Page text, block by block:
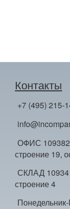
Контакты
+7 (495) 215-
ОФИС 109382
строение 19,
СКЛАД
строение 4